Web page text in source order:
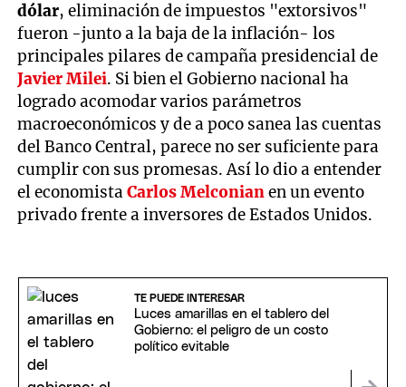
dólar, eliminación de impuestos "extorsivos"
fueron -junto a la baja de la inflación- los
principales pilares de campaña presidencial de
Javier Milei. Si bien el Gobierno nacional ha
logrado acomodar varios parámetros
macroeconómicos y de a poco sanea las cuentas
del Banco Central, parece no ser suficiente para
cumplir con sus promesas. Así lo dio a entender
el economistaCarlos Melconianen un evento
privado frente a inversores de Estados Unidos.
TE PUEDE INTERESAR
Luces amarillas en el tablero del
Gobierno: el peligro de un costo
político evitable